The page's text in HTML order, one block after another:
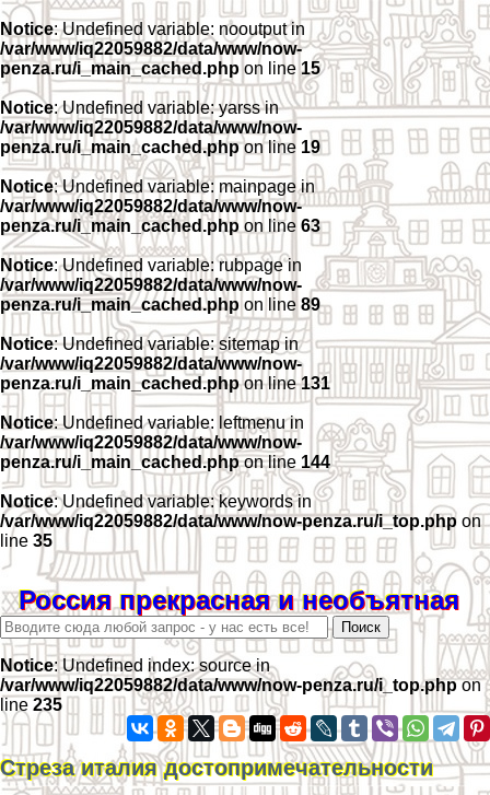
Notice: Undefined variable: nooutput in
/var/www/iq22059882/data/www/now-
penza.ru/i_main_cached.php on line 15
Notice: Undefined variable: yarss in
/var/www/iq22059882/data/www/now-
penza.ru/i_main_cached.phpon line 19
Notice: Undefined variable: mainpage in
/var/www/iq22059882/data/www/now-
penza.ru/i_main_cached.php on line 63
Notice: Undefined variable: rubpage in
/var/www/iq22059882/data/www/now-
penza.ru/i_main_cached.php on line 89
Notice: Undefined variable: sitemap in
/var/www/iq22059882/data/www/now-
penza.ru/i_main_cached.phpon line131
Notice: Undefined variable: leftmenu in
/var/www/iq22059882/data/www/now-
penza.ru/i_main_cached.phpon line 144
Notice: Undefined variable: keywords in
/var/www/iq22059882/data/www/now-penza.ru/i_top.php on
line 35
Россия прекрасная и необъятная
Notice: Undefined index: source in
/var/www/iq22059882/data/www/now-penza.ru/i_top.phpon
line 235
Стреза италия достопримечательности